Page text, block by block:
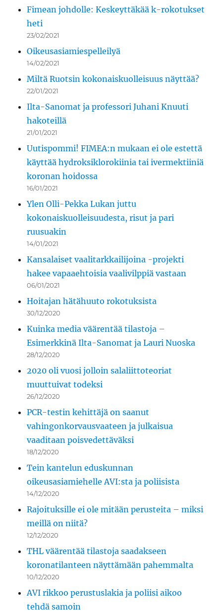
Fimean johdolle: Keskeyttäkää k-rokotukset
heti
23/02/2021
Oikeusasiamiespelleilyä
14/02/2021
Miltä Ruotsin kokonaiskuolleisuus näyttää?
22/01/2021
Ilta-Sanomat ja professori Juhani Knuuti
hakoteillä
21/01/2021
Uutispommi! FIMEA:n mukaan ei ole estettä
käyttää hydroksiklorokiinia tai ivermektiiniä
koronan hoidossa
16/01/2021
Ylen Olli-Pekka Lukan juttu
kokonaiskuolleisuudesta, risut ja pari
ruusuakin
14/01/2021
Kansalaiset vaalitarkkailijoina -projekti
hakee vapaaehtoisia vaalivilppiä vastaan
06/01/2021
Hoitajan hätähuuto rokotuksista
30/12/2020
Kuinka media väärentää tilastoja –
Esimerkkinä Ilta-Sanomat ja Lauri Nuoska
28/12/2020
2020 oli vuosi jolloin salaliittoteoriat
muuttuivat todeksi
26/12/2020
PCR-testin kehittäjä on saanut
vahingonkorvausvaateen ja julkaisua
vaaditaan poisvedettäväksi
18/12/2020
Tein kantelun eduskunnan
oikeusasiamiehelle AVI:sta ja poliisista
14/12/2020
Rajoituksille ei ole mitään perusteita – miksi
meillä on niitä?
12/12/2020
THL väärentää tilastoja saadakseen
koronatilanteen näyttämään pahemmalta
10/12/2020
AVI rikkoo perustuslakia ja poliisi aikoo
tehdä samoin